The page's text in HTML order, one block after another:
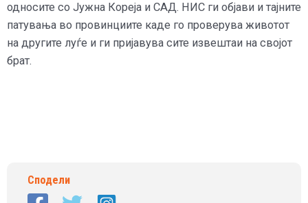
односите со Јужна Кореја и САД. НИС ги објави и тајните
патувања во провинциите каде го проверува животот
на другите луѓе и ги пријавува сите извештаи на својот
брат.
Сподели